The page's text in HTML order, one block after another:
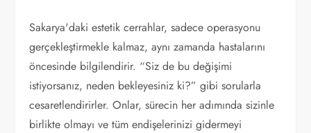
Sakarya'daki estetik cerrahlar, sadece operasyonu
gerçekleştirmekle kalmaz, aynı zamanda hastalarını
öncesinde bilgilendirir. “Siz de bu değişimi
istiyorsanız, neden bekleyesiniz ki?” gibi sorularla
cesaretlendirirler. Onlar, sürecin her adımında sizinle
birlikte olmayı ve tüm endişelerinizi gidermeyi